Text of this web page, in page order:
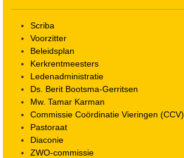
Scriba
Voorzitter
Beleidsplan
Kerkrentmeesters
Ledenadministratie
Ds. Berit Bootsma-Gerritsen
Mw. Tamar Karman
Commissie Coördinatie Vieringen (CCV)
Pastoraat
Diaconie
ZWO-commissie